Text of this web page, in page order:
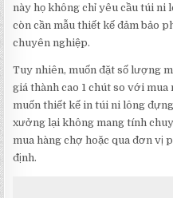
này họ không chỉ yêu cầu túi ni
còn cần mẫu thiết kế đảm bảo
chuyên nghiệp.
Tuy nhiên, muốn đặt số lượng
giá thành cao 1 chút so với mua
muốn thiết kế in túi ni lông
xưởng lại không mang tính
mua hàng chợ hoặc qua đơn vị
định.